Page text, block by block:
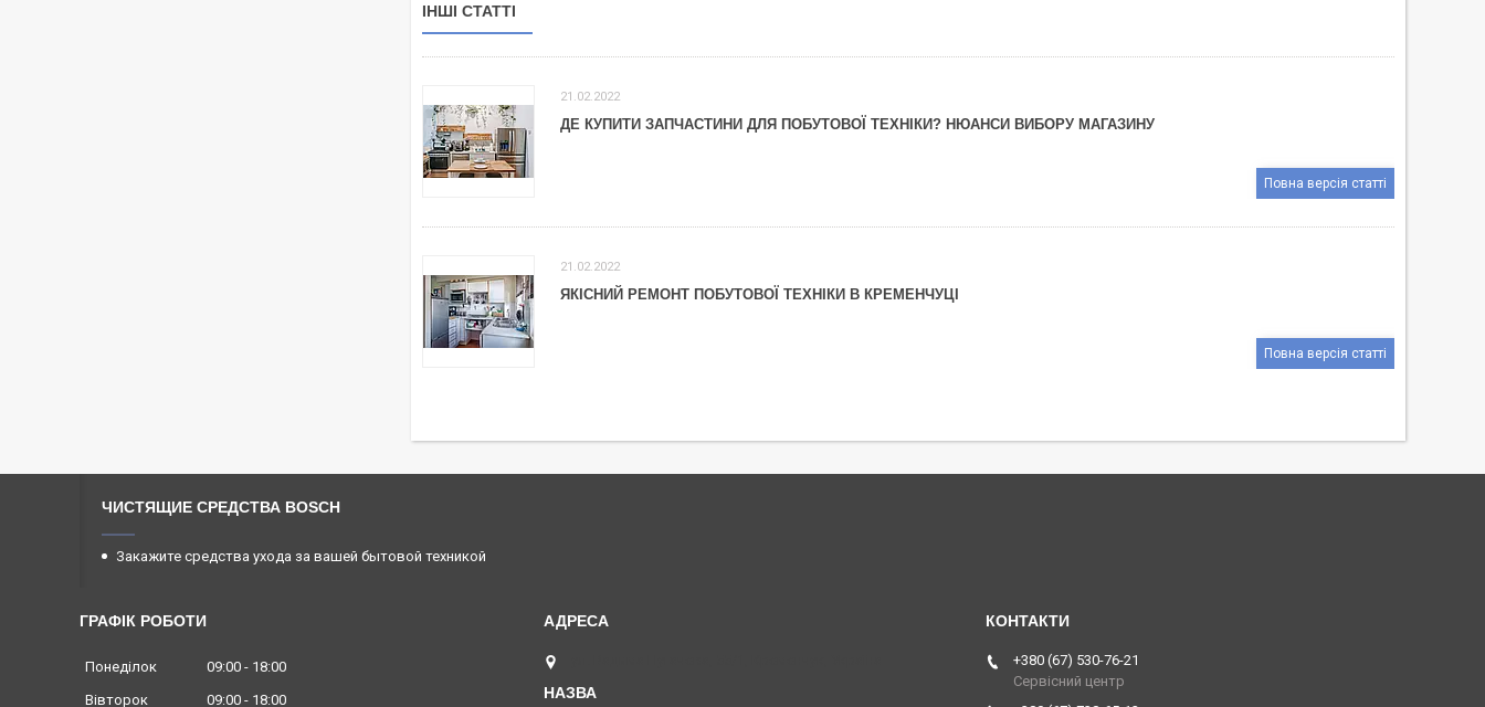
ІНШІ СТАТТІ
21.02.2022
ДЕ КУПИТИ ЗАПЧАСТИНИ ДЛЯ ПОБУТОВОЇ ТЕХНІКИ? НЮАНСИ ВИБОРУ МАГАЗИНУ
Повна версія статті
21.02.2022
ЯКІСНИЙ РЕМОНТ ПОБУТОВОЇ ТЕХНІКИ В КРЕМЕНЧУЦІ
Повна версія статті
ЧИСТЯЩИЕ СРЕДСТВА BOSCH
Закажите средства ухода за вашей бытовой техникой
ГРАФІК РОБОТИ
Понеділок 09:00
18:00
Вівторок
09:00 18:00
+380 (67) 530-76-21
Сервісний центр